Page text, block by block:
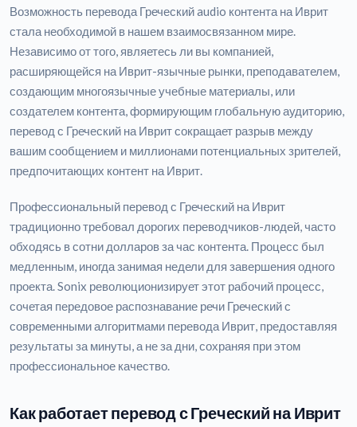
Возможность перевода Греческий audio контента на Иврит
стала необходимой в нашем взаимосвязанном мире.
Независимо от того, являетесь ли вы компанией,
расширяющейся на Иврит-язычные рынки, преподавателем,
создающим многоязычные учебные материалы, или
создателем контента, формирующим глобальную аудиторию,
перевод с Греческий на Иврит сокращает разрыв между
вашим сообщением и миллионами потенциальных зрителей,
предпочитающих контент на Иврит.
Профессиональный перевод с Греческий на Иврит
традиционно требовал дорогих переводчиков-людей, часто
обходясь в сотни долларов за час контента. Процесс был
медленным, иногда занимая недели для завершения одного
проекта. Sonix революционизирует этот рабочий процесс,
сочетая передовое распознавание речи Греческий с
современными алгоритмами перевода Иврит, предоставляя
результаты за минуты, а не за дни, сохраняя при этом
профессиональное качество.
Как работает перевод с Греческий на Иврит